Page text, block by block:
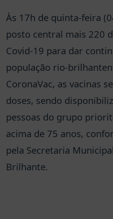
Às 17h de quinta-feira
posto central mais 220
Covid-19 para dar
população rio-
CoronaVac, as vacinas
doses, sendo
pessoas do grupo
acima de 75 anos,
pela Secretaria
Brilhante.